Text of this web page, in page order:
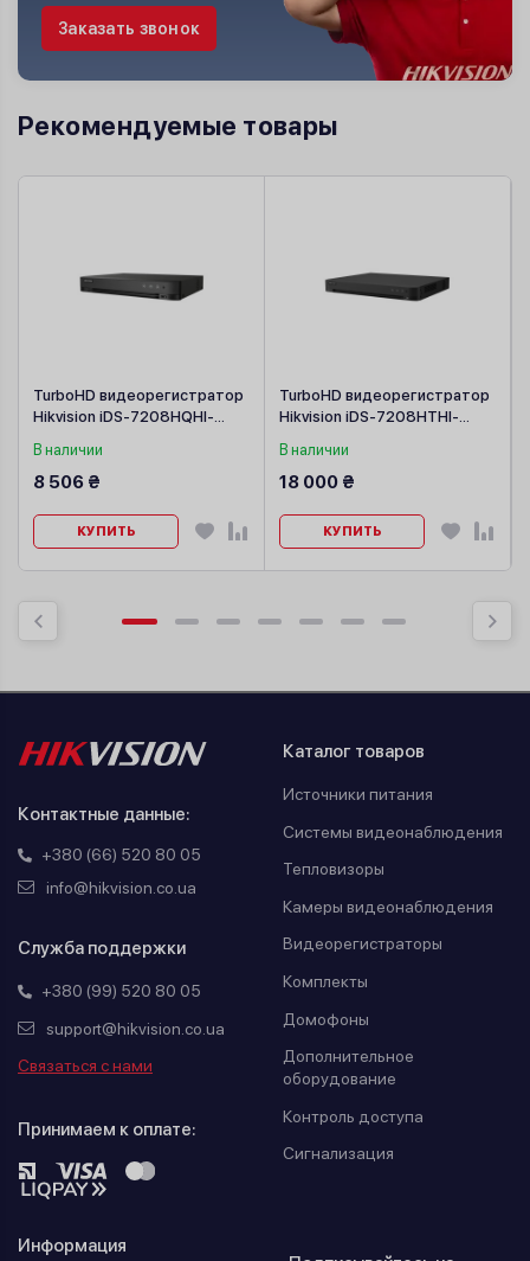
Заказать звонок
Рекомендуемые товары
TurboHD видеорегистратор
Hikvision iDS-7208HQHI-
В наличии
8 506 ₴
КУПИТЬ
TurboHD видеорегистратор
Hikvision iDS-7208HTHI-
В наличии
18 000 ₴
КУПИТЬ
Контактные данные:
+380 (66) 520 80 05
info@hikvision.co.ua
Служба поддержки
+380 (99) 520 80 05
support@hikvision.co.ua
Связаться с нами
Принимаем к оплате:
Каталог товаров
Источники питания
Системы видеонаблюдения
Тепловизоры
Камеры видеонаблюдения
Видеорегистраторы
Комплекты
Домофоны
Дополнительное
оборудование
Контроль доступа
Сигнализация
Информация